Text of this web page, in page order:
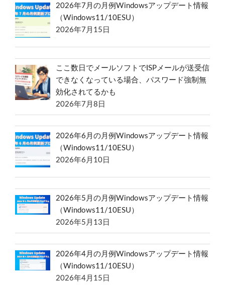
2026年7月の月例Windowsアップデート情報
（Windows11/10ESU）
2026年7月15日
ここ数日でメールソフトでISPメールが送受信
できなくなっている場合、パスワード強制無
効化されてるかも
2026年7月8日
2026年6月の月例Windowsアップデート情報
（Windows11/10ESU）
2026年6月10日
2026年5月の月例Windowsアップデート情報
（Windows11/10ESU）
2026年5月13日
2026年4月の月例Windowsアップデート情報
（Windows11/10ESU）
2026年4月15日